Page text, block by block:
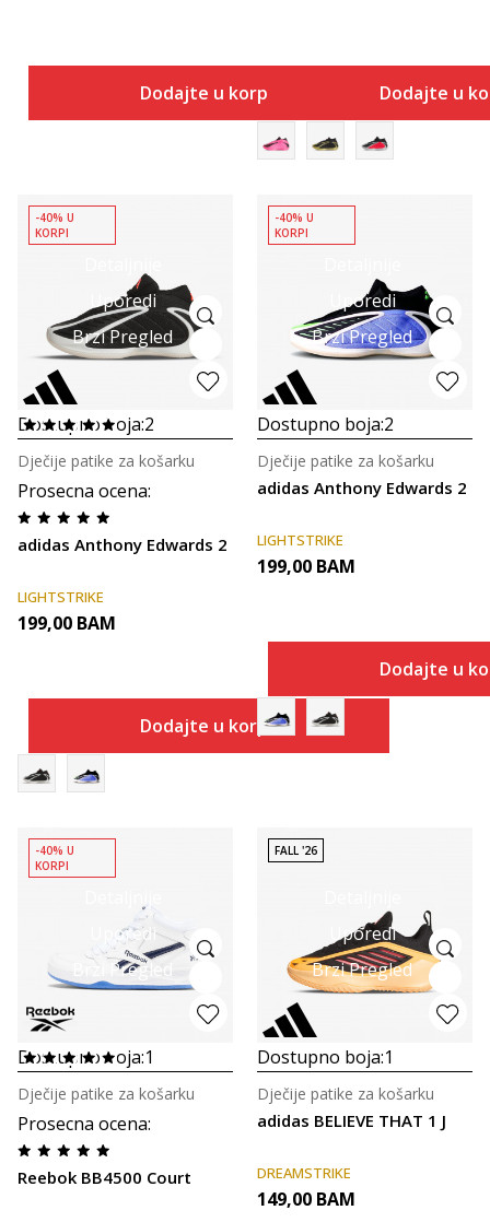
Dodajte u korpu Dodajte u
Uporedi
Brzi Pregled
-40% U
KORPI
Dostupno boja:2
Prosecna ocena:
adidas Anthony Edwards 2
Dječije patike za košarku
LIGHTSTRIKE
199,00 BAM
Dodajte u korpu
Uporedi
Brzi Pregled
-40% U
KORPI
Dostupno boja:2
adidas Anthony Edwards 2
Dječije patike za košarku
LIGHTSTRIKE
199,00 BAM
Dodajte u
Uporedi
Brzi Pregled
-40% U
KORPI
Dostupno boja:1
Prosecna ocena:
Reebok BB4500 Court
Dječije patike za košarku
Uporedi
Brzi Pregled
FALL '26
Dostupno boja:1
adidas BELIEVE THAT 1 J
Dječije patike za košarku
DREAMSTRIKE
149,00 BAM